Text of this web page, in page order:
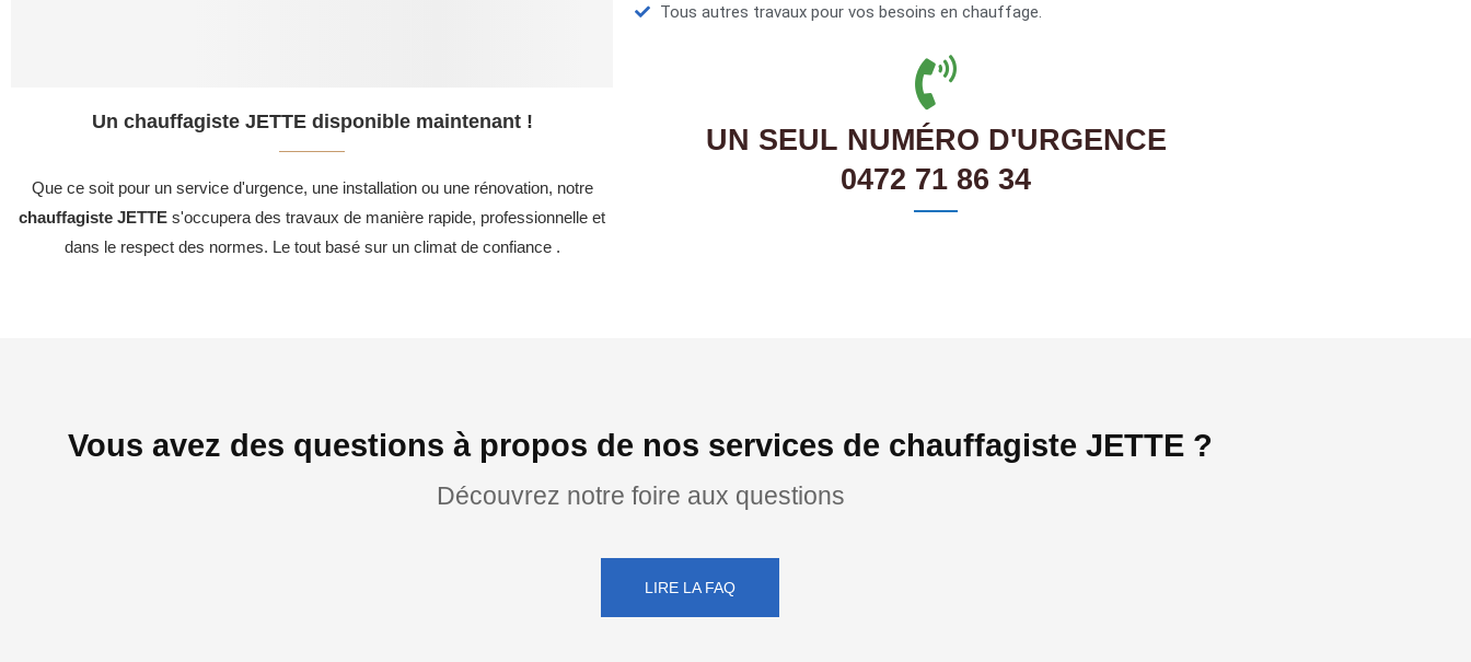
Un chauffagiste JETTE disponible maintenant !
Que ce soit pour un service d'urgence, une installation ou une rénovation, notre
chauffagiste JETTE s'occupera des travaux de manière rapide, professionnelle et
dans le respect des normes. Le tout basé sur un climat de confiance .
Tous autres travaux pour vos besoins en chauffage.
UN SEUL NUMÉRO D'URGENCE
0472 71 86 34
Vous avez des questions à propos de nos services de chauffagiste JETTE ?
Découvrez notre foire aux questions
LIRE LA FAQ